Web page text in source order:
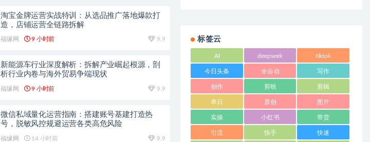
淘宝金牌运营实战特训：从选品推广落地爆款打
造，店铺运营全链路拆解
福缘网 9 小时前 9.9
新能源车行业深度解析：拆解产业崛起根源，剖
析行业内卷与海外贸易争端现状
福缘网 9 小时前 9.9
微信私域量化运营指南：搭建账号基建打造热
号，脱敏风控规避运营各类高危风险
福缘网 14 小时前 9.9
标签云
AI deepseek tiktok
今日头条 全自动 写作
创作 剪映 剪辑
单日 原创 图片
实操 小红书 带货
引流 快手 快速